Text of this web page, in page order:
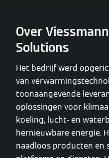
Over
Solutions
Het bedrijf werd
van
toonaangevende
oplossingen voor
koeling, lucht- en
hernieuwbare energie.
naadloos producten en